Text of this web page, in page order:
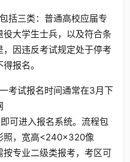
括三类：普通高校应届专
大学生士兵，以及符合条
因违反考试规定处于停考
报名。
考试报名时间通常在3月下
可进入报名系统。流程包
照，宽高<240×320像
专业二级类报考，考区可